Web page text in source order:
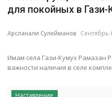
для покойных в Гази-
Арсланали Сулейманов Сентябрь
Имам села Гази-Кумух Рамазан
важности наличия в селе
Наставление